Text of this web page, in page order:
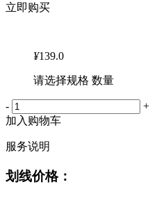
立即购买
¥139.0
请选择规格 数量
-
+
加入购物车
服务说明
划线价格：